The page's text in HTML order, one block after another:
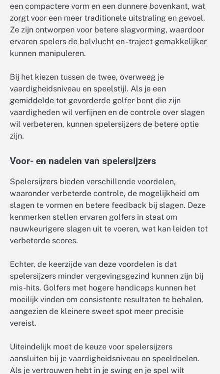
een compactere vorm en een dunnere bovenkant, wat
zorgt voor een meer traditionele uitstraling en gevoel.
Ze zijn ontworpen voor betere slagvorming, waardoor
ervaren spelers de balvlucht en -traject gemakkelijker
kunnen manipuleren.
Bij het kiezen tussen de twee, overweeg je
vaardigheidsniveau en speelstijl. Als je een
gemiddelde tot gevorderde golfer bent die zijn
vaardigheden wil verfijnen en de controle over slagen
wil verbeteren, kunnen spelersijzers de betere optie
zijn.
Voor- en nadelen van spelersijzers
Spelersijzers bieden verschillende voordelen,
waaronder verbeterde controle, de mogelijkheid om
slagen te vormen en betere feedback bij slagen. Deze
kenmerken stellen ervaren golfers in staat om
nauwkeurigere slagen uit te voeren, wat kan leiden tot
verbeterde scores.
Echter, de keerzijde van deze voordelen is dat
spelersijzers minder vergevingsgezind kunnen zijn bij
mis-hits. Golfers met hogere handicaps kunnen het
moeilijk vinden om consistente resultaten te behalen,
aangezien de kleinere sweet spot meer precisie
vereist.
Uiteindelijk moet de keuze voor spelersijzers
aansluiten bij je vaardigheidsniveau en speeldoelen.
Als je vertrouwen hebt in je swing en je spel wilt